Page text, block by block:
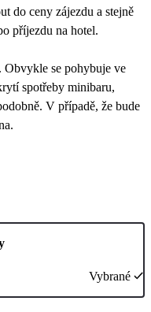
do ceny zájezdu a stejně
příjezdu na hotel.
se pohybuje ve
spotřeby minibaru,
V případě, že bude
Vybrané